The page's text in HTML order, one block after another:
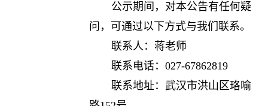
公示期间，对本公告有任何疑
问，可通过以下方式与我们联系。
联系人：蒋老师
联系电话：027-67862819
联系地址：武汉市洪山区珞喻